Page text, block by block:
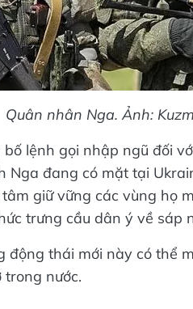
Quân nhân Nga. Ảnh:
lệnh gọi nhập ngũ đối
Nga đang có mặt tại
giữ vững các vùng họ
trưng cầu dân ý về sáp
động thái mới này có thể
nước.